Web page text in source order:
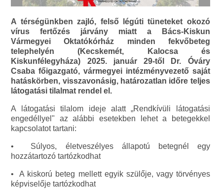
A térségünkben zajló, felső légúti tüneteket okozó
vírus fertőzés járvány miatt a Bács-Kiskun
Vármegyei Oktatókórház minden fekvőbeteg
telephelyén (Kecskemét, Kalocsa és
Kiskunfélegyháza) 2025. január 29-től Dr. Óváry
Csaba főigazgató, vármegyei intézményvezető saját
hatáskörben, visszavonásig, határozatlan időre teljes
látogatási tilalmat rendel el.
A látogatási tilalom ideje alatt „Rendkívüli látogatási
engedéllyel" az alábbi esetekben lehet a betegekkel
kapcsolatot tartani:
• Súlyos, életveszélyes állapotú betegnél egy
hozzátartozó tartózkodhat
• A kiskorú beteg mellett egyik szülője, vagy törvényes
képviselője tartózkodhat